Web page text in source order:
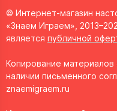
© Интернет-магазин
«Знаем Играем»,
является публичной
Копирование
наличии письменного
znaemigraem.ru